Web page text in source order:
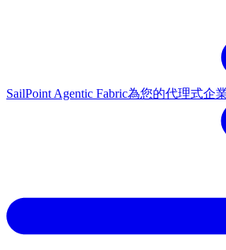
SailPoint Agentic Fabric為您的代理式企